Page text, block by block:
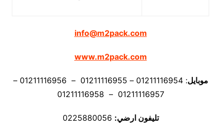
info@m2pack.com
www.m2pack.com
موبايل
: 01211116954 – 01211116955 – 01211116956 –
01211116957 – 01211116958
تليفون ارضي: